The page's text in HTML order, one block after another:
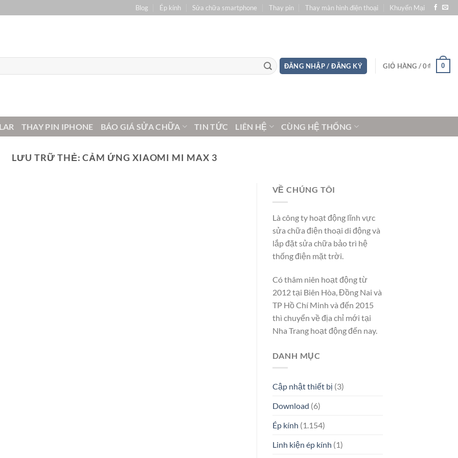
Blog Ép kính Sửa chữa smartphone Thay pin Thay màn hình điện thoại Khuyến Mại
ĐĂNG NHẬP / ĐĂNG KÝ GIỎ HÀNG /0₫ 0
THAY PIN IPHONE BÁO GIÁ SỬA CHỮA TIN TỨC LIÊN HỆ CÙNG HỆ THỐNG
LƯU TRỮ THẺ:CẢM ỨNG XIAOMI MI MAX 3
VỀ CHÚNG TÔI
Là công ty hoạt động lĩnh vực
sửa chữa điện thoại di động và
lắp đặt sửa chữa bảo trì hệ
thống điện mặt trời.
Có thâm niên hoạt động từ
2012 tại Biên Hòa, Đồng Nai và
TP Hồ Chí Minh và đến 2015
thì chuyển về địa chỉ mới tại
Nha Trang hoạt động đến nay.
DANH MỤC
Cập nhật thiết bị (3)
Download (6)
Ép kính (1.154)
Linh kiện ép kính (1)